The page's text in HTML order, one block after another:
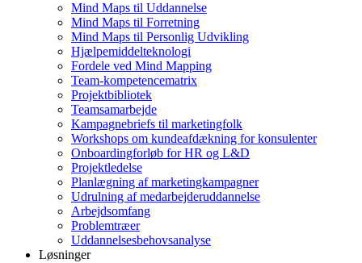
Mind Maps til Uddannelse
Mind Maps til Forretning
Mind Maps til Personlig Udvikling
Hjælpemiddelteknologi
Fordele ved Mind Mapping
Team-kompetencematrix
Projektbibliotek
Teamsamarbejde
Kampagnebriefs til marketingfolk
Workshops om kundeafdækning for konsulenter
Onboardingforløb for HR og L&D
Projektledelse
Planlægning af marketingkampagner
Udrulning af medarbejderuddannelse
Arbejdsomfang
Problemtræer
Uddannelsesbehovsanalyse
Løsninger